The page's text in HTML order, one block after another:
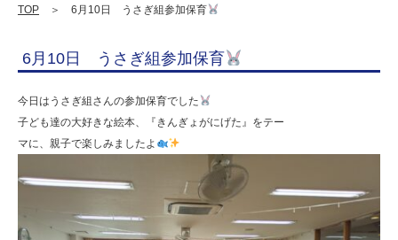
学
校
法
人
明
善
学
園
TOP ＞ 6月10日 うさぎ組参加保育
6月10日 うさぎ組参加保育
今日はうさぎ組さんの参加保育でした
子ども達の大好きな絵本、『きんぎょがにげた』をテー
マに、親子で楽しみましたよ